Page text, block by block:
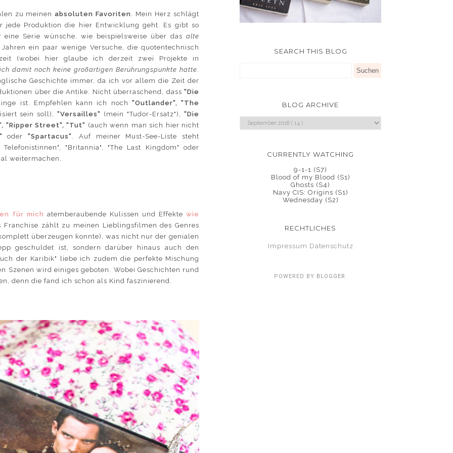
zu meinenabsoluten Favoriten. Mein Herz schlägt
Produktion die hier Entwicklung geht. Es gibt so
Serie wünsche, wie beispielsweise über das alte
ein paar wenige Versuche, die quotentechnisch
(wobei hier glaube ich derzeit zwei Projekte in
damit noch keine großartigen Berührungspunkte hatte.
Geschichte immer, da ich vor allem die Zeit der
über die Antike. Nicht überraschend, dass "Die
ist. Empfehlen kann ich noch "Outlander", "The
sein soll), "Versailles" (mein "Tudor-Ersatz"), "Die
"Ripper Street", "Tut" (auch wenn man sich hier nicht
oder"Spartacus". Auf meiner Must-See-Liste steht
"Britannia", "The Last Kingdom" oder
weitermachen.
für mich atemberaubende Kulissen und Effektewie
Franchise zählt zu meinen Lieblingsfilmen des Genres
überzeugen konnte), was nicht nur der genialen
geschuldet ist, sondern darüber hinaus auch den
der Karibik" liebe ich zudem die perfekte Mischung
Szenen wird einiges geboten. Wobei Geschichten rund
denn die fand ich schon als Kind faszinierend.
SEARCH THIS BLOG
BLOG ARCHIVE
CURRENTLY WATCHING
9-1-1 (S7)
Blood of my Blood (S1)
Ghosts (S4)
Navy CIS: Origins (S1)
Wednesday (S2)
RECHTLICHES
Impressum Datenschutz
POWERED BY BLOGGER .